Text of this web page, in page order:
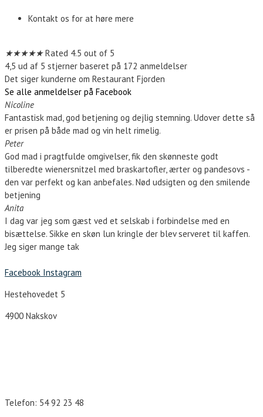
Kontakt os for at høre mere
★★★★★ Rated 4.5 out of 5
4,5 ud af 5 stjerner baseret på 172 anmeldelser
Det siger kunderne om Restaurant Fjorden
Se alle anmeldelser på Facebook
Nicoline
Fantastisk mad, god betjening og dejlig stemning. Udover dette så
er prisen på både mad og vin helt rimelig.
Peter
God mad i pragtfulde omgivelser, fik den skønneste godt
tilberedte wienersnitzel med braskartofler, ærter og pandesovs -
den var perfekt og kan anbefales. Nød udsigten og den smilende
betjening
Anita
I dag var jeg som gæst ved et selskab i forbindelse med en
bisættelse. Sikke en skøn lun kringle der blev serveret til kaffen.
Jeg siger mange tak
Facebook Instagram
Hestehovedet 5
4900 Nakskov
Telefon: 54 92 23 48